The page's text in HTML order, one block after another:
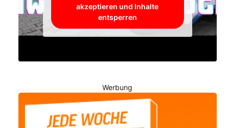
akzeptieren und Inhalte
entsperren
Werbung